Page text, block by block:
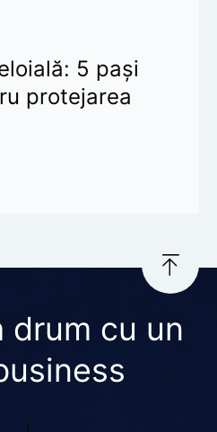
5 pași
protejarea
drum cu un